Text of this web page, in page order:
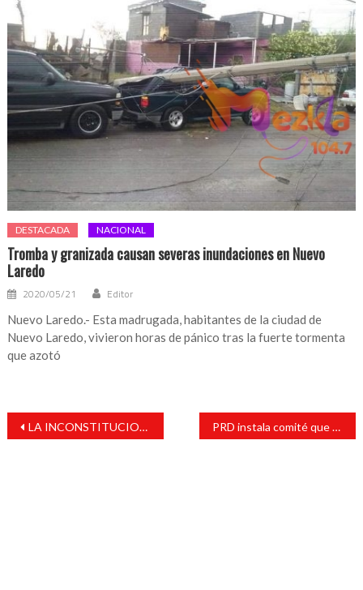
DESTACADA NACIONAL
Tromba y granizada causan severas inundaciones en Nuevo
Laredo
2020/05/21 Editor
Nuevo Laredo.- Esta madrugada, habitantes de la ciudad de
Nuevo Laredo, vivieron horas de pánico tras la fuerte tormenta
que azotó
Navegación
entradas
LA INCONSTITUCIONALIDAD DE LOS ACTOS DE LA UIF Y LA LEGITIMIDAD DE LOS NEGOCIOS DE ANTORCHA. PRD instala comité que denunciará posibles actos de corrupción al interior de la administración estatal